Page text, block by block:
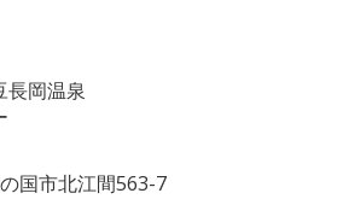
長岡温泉
国市北江間563-7